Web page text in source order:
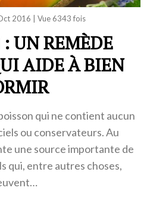
2016 Vue 6343 fois
UN REMÈDE
AIDE À BIEN
qui ne contient aucun
ou conservateurs. Au
une source importante de
qui, entre autres choses,